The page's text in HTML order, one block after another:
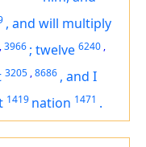
, and will multiply
,3966 ; twelve 6240 ,
3205 ,8686 , and I
1419 nation 1471 .